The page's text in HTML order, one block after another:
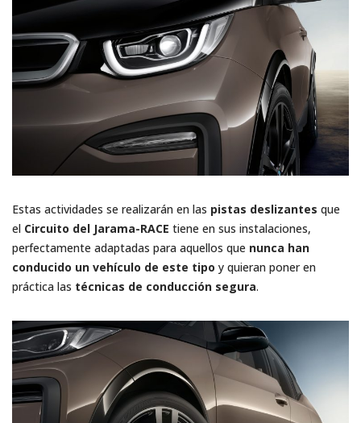
Estas actividades se realizarán en las pistas deslizantes que
el Circuito del Jarama-RACE tiene en sus instalaciones,
perfectamente adaptadas para aquellos que nunca han
conducido un vehículo de este tipo y quieran poner en
práctica las técnicas de conducción segura.